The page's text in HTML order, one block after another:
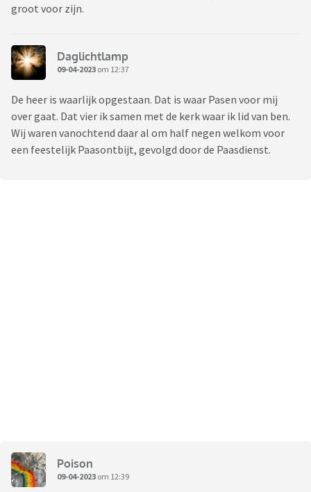
groot voor zijn.
Daglichtlamp
09-04-2023 om 12:37
De heer is waarlijk opgestaan. Dat is waar Pasen voor mij
over gaat. Dat vier ik samen met de kerk waar ik lid van ben.
Wij waren vanochtend daar al om half negen welkom voor
een feestelijk Paasontbijt, gevolgd door de Paasdienst.
Poison
09-04-2023 om 12:39